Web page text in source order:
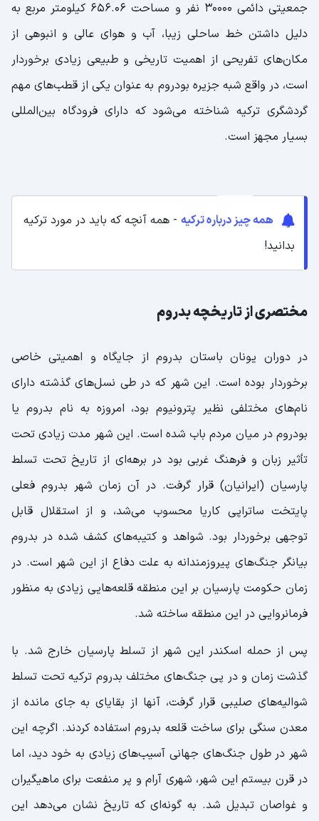
جمعیتی دائمی 30000 نفر و مساحت 656.06 کیلومتر مربع به
دلیل داشتن خط ساحلی زیبا، آب و هوای عالی و انبوهی از
مکان‌های تفریحی از اهمیت تاریخی و طبیعی زیادی برخوردار
است، در واقع شبه جزیره بودروم به عنوان یکی از قطب‌های مهم
گردشگری ترکیه شناخته می‌شود که دارای فرودگاه بین‌المللی
بسیار مجهز است.
همه چیز درباره ترکیه - همه آنچه که باید در مورد ترکیه
بدانید!
مختصری از تاریخچه بدروم
در دوران یونان باستان بدروم از جایگاه و اهمیتی خاصی
برخوردار بوده است. این شهر که در طی نسل‌های گذشته دارای
نام‌های مختلفی نظیر پترونیوم بود، امروزه به نام بدروم یا
بودروم در میان مردم باب شده است. این شهر مدت زیادی تحت
تأثیر زبان و فرهنگ غربی بود در برهه‌ای از تاریخ تحت تسلط
پارسیان (ایرانیان) قرار گرفت. در آن زمان شهر بدروم فعلی
پایتخت ساتراپی کاریا محسوب می‌شد، و از استقلال قابل
توجهی برخوردار بود. شواهد و کتیبه‌های کشف شده در بدروم
بیانگر جنگ‌های پیروزمندانه به علت دفاع از این شهر است. در
زمان حکومت پارسیان بر این منطقه قلعه‌هایی زیادی به منظور
فرمانروایی در این منطقه ساخته شد.
پس از حمله اسکندر این شهر از تسلط پارسیان خارج شد. با
گذشت زمان و در پی جنگ‌های مختلف بدروم ترکیه تحت تسلط
شوالیه‌های صلیبی قرار گرفت، آنها از بقایای به جای مانده از
معدن سنگی برای ساخت قلعه بدروم استفاده کردند. اگرچه این
شهر در طول جنگ‌های جهانی آسیب‌های زیادی به خود دید، اما
در قرن بیستم این شهر، شهری آرام و پر منفعت برای ماهیگیران
و غواصان تبدیل شد. به گونه‌ای که تاریخ نشان می‌دهد این